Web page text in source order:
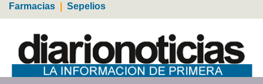
Farmacias Sepelios